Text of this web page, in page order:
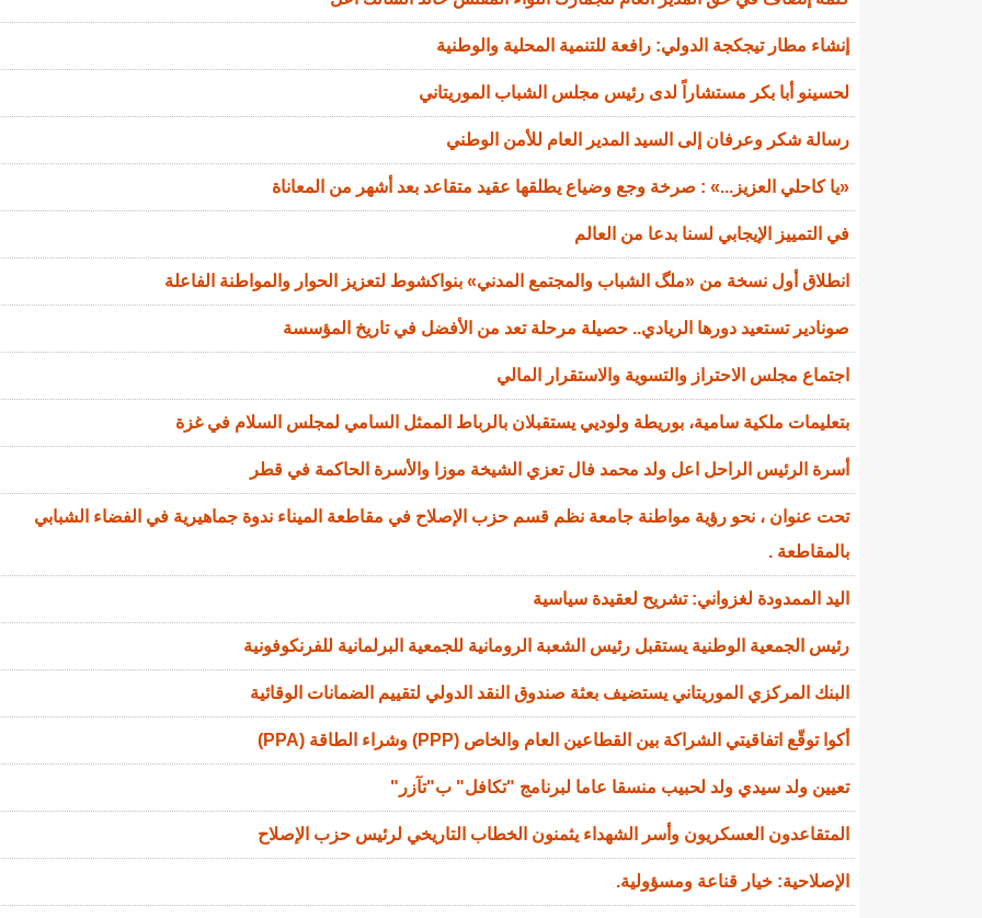
إنشاء مطار تيجكجة الدولي: رافعة للتنمية المحلية والوطنية
لحسينو أبا بكر مستشاراً لدى رئيس مجلس الشباب الموريتاني
رسالة شكر وعرفان إلى السيد المدير العام للأمن الوطني
«يا كاحلي العزيز...» : صرخة وجع وضياع يطلقها عقيد متقاعد بعد أشهر من المعاناة
في التمييز الإيجابي لسنا بدعا من العالم
انطلاق أول نسخة من «ملگ الشباب والمجتمع المدني» بنواكشوط لتعزيز الحوار والمواطنة الفاعلة
صونادير تستعيد دورها الريادي.. حصيلة مرحلة تعد من الأفضل في تاريخ المؤسسة
اجتماع مجلس الاحتراز والتسوية والاستقرار المالي
بتعليمات ملكية سامية، بوريطة ولوديي يستقبلان بالرباط الممثل السامي لمجلس السلام في غزة
أسرة الرئيس الراحل اعل ولد محمد فال تعزي الشيخة موزا والأسرة الحاكمة في قطر
تحت عنوان ، نحو رؤية مواطنة جامعة نظم قسم حزب الإصلاح في مقاطعة الميناء ندوة جماهيرية في الفضاء الشبابي
بالمقاطعة .
اليد الممدودة لغزواني: تشريح لعقيدة سياسية
رئيس الجمعية الوطنية يستقبل رئيس الشعبة الرومانية للجمعية البرلمانية للفرنكوفونية
البنك المركزي الموريتاني يستضيف بعثة صندوق النقد الدولي لتقييم الضمانات الوقائية
أكوا توقّع اتفاقيتي الشراكة بين القطاعين العام والخاص (PPP) وشراء الطاقة (PPA)
تعيين ولد سيدي ولد لحبيب منسقا عاما لبرنامج "تكافل" ب"تآزر"
المتقاعدون العسكريون وأسر الشهداء يثمنون الخطاب التاريخي لرئيس حزب الإصلاح
الإصلاحية: خيار قناعة ومسؤولية.